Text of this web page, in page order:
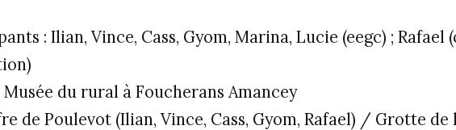
: Ilian, Vince, Cass, Gyom, Marina, Lucie (eegc) ; Rafael
du rural à Foucherans Amancey
de Poulevot (Ilian, Vince, Cass, Gyom, Rafael) / Grotte de